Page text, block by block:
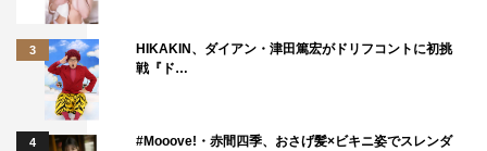
3
HIKAKIN、ダイアン・津田篤宏がドリフコントに初挑
戦『ド…
4
#Mooove!・赤間四季、おさげ髪×ビキニ姿でスレンダ